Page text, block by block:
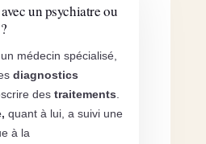
un psychiatre ou
médecin spécialisé,
diagnostics
des traitements
quant à lui, a suivi une
à la